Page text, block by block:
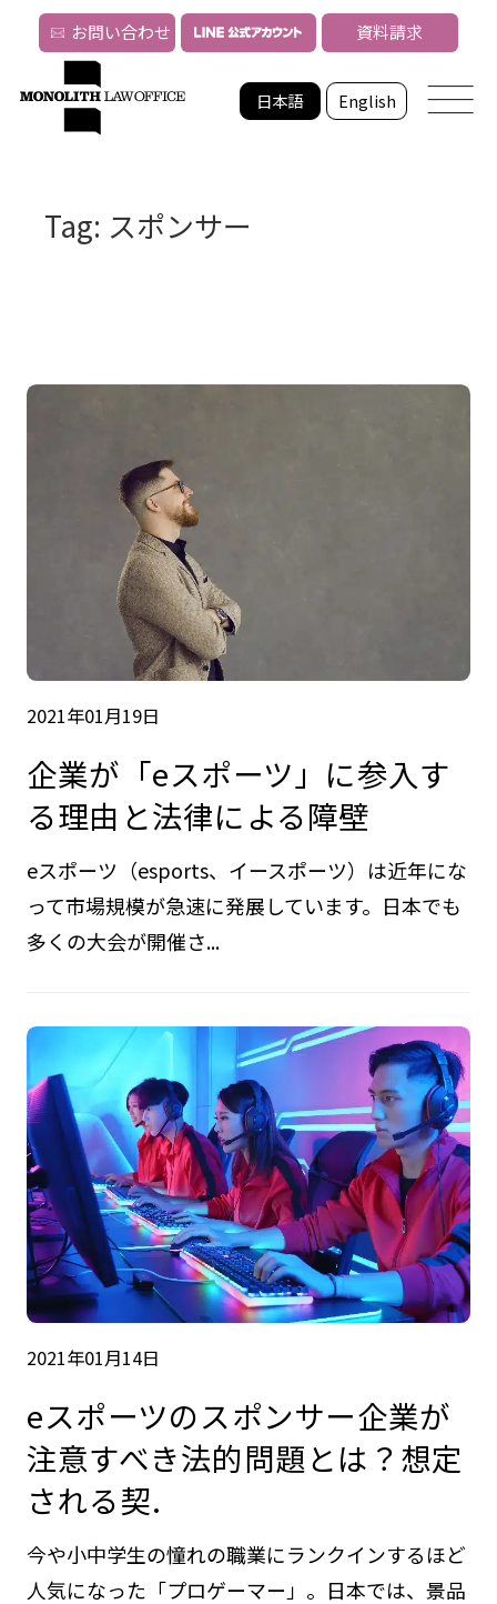
日本語 English
お問い合わせ 資料請求
Tag: スポンサー
2021年01月19日
企業が「eスポーツ」に参入す
る理由と法律による障壁
eスポーツ（esports、イースポーツ）は近年にな
って市場規模が急速に発展しています。日本でも
多くの大会が開催さ...
2021年01月14日
eスポーツのスポンサー企業が
注意すべき法的問題とは？想定
される契.
今や小中学生の憧れの職業にランクインするほど
人気になった「プロゲーマー」。日本では、景品